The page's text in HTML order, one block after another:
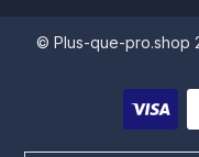
© Plus-que-pro.shop